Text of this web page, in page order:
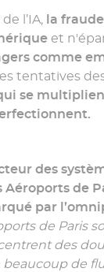
l’IA, la
et
comme
tentatives
se
des
Aéroports de
par
de Paris
des
beaucoup de